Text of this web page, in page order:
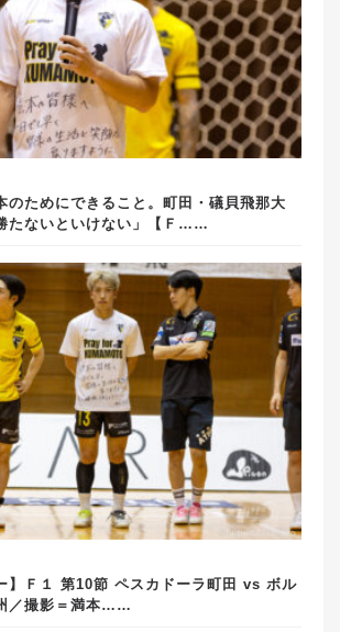
のためにできること。町田・礒貝飛那大
たないといけない」【Ｆ……
】Ｆ１ 第10節 ペスカドーラ町田 vs ボル
／撮影＝満本……